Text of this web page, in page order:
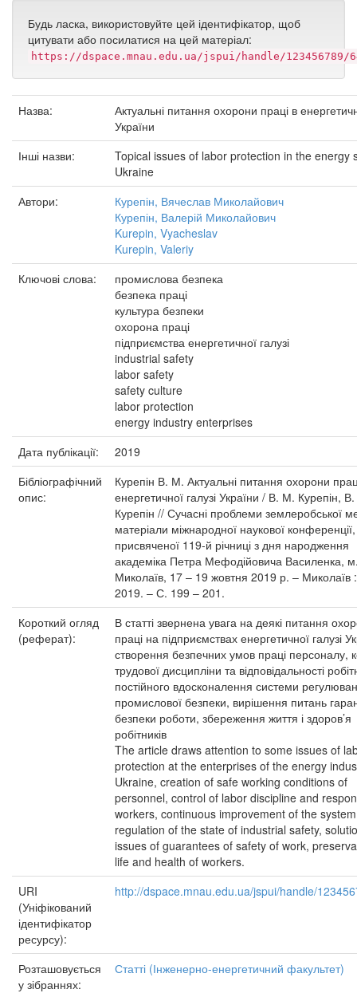
Будь ласка, використовуйте цей ідентифікатор, щоб
цитувати або посилатися на цей матеріал:
https://dspace.mnau.edu.ua/jspui/handle/123456789/
Назва:
Актуальні питання охорони праці в
України
Інші назви:
Topical issues of labor protection in the energy
Ukraine
Автори:
Курепін, Вячеслав Миколайович
Курепін, Валерій Миколайович
Kurepin, Vyacheslav
Kurepin, Valeriy
Ключові слова:
промислова безпека
безпека праці
культура безпеки
охорона праці
підприємства енергетичної галузі
industrial safety
labor safety
safety culture
labor protection
energy industry enterprises
Дата публікації:
2019
Бібліографічний
опис:
Курепін В. М. Актуальні питання охорони
енергетичної галузі України / В. М. Курепін,
Курепін // Сучасні проблеми землеробської
матеріали міжнародної наукової конференції,
присвяченої 119-й річниці з дня народження
академіка Петра Мефодійовича Василенка,
Миколаїв, 17 – 19 жовтня 2019 р. –
2019. – С. 199 – 201.
Короткий огляд
(реферат):
В статті звернена увага на деякі питання
праці на підприємствах енергетичної галузі
створення безпечних умов праці персоналу,
трудової дисципліни та відповідальності
постійного вдосконалення системи
промислової безпеки, вирішення питань
безпеки роботи, збереження життя і здоров’я
робітників
The article draws attention to some issues of
protection at the enterprises of the energy
Ukraine, creation of safe working conditions of
personnel, control of labor discipline and
workers, continuous improvement of the
regulation of the state of industrial safety,
issues of guarantees of safety of work,
life and health of workers.
URI
(Уніфікований
ідентифікатор
ресурсу):
http://dspace.mnau.edu.ua/jspui/handle/
Розташовується
у зібраннях:
Статті (Інженерно-енергетичний факультет)